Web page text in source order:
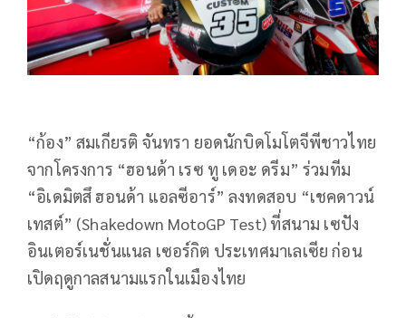
“ก้อง” สมเกียรติ จันทรา ยอดนักบิดโมโตจีพีชาวไทย
จากโครงการ “ฮอนด้า เรซ ทู เดอะ ดรีม” ร่วมทีม
“อิเดมิตสึ ฮอนด้า แอลซีอาร์” ลงทดสอบ “เชคดาวน์
เทสต์” (Shakedown MotoGP Test) ที่สนาม เซปัง
อินเตอร์เนชั่นแนล เซอร์กิต ประเทศมาเลเซีย ก่อน
เปิดฤดูกาลสนามแรกในเมืองไทย